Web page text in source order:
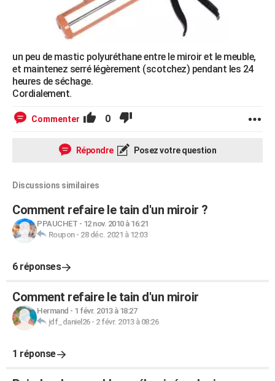
un peu de mastic polyuréthane entre le miroir et le meuble,
et maintenez serré légèrement (scotchez) pendant les 24
heures de séchage.
Cordialement.
Commenter 0
Répondre Posez votre question
Discussions similaires
Comment refaire le tain d'un miroir ?
PPAUCHET - 12 nov. 2010 à 16:21
Roupon- 28 déc. 2021 à 12:03
6 réponses
Comment refaire le tain d'un miroir
Hermand - 1 févr. 2013 à 18:27
jdf_daniel26- 2 févr. 2013 à 08:26
1 réponse